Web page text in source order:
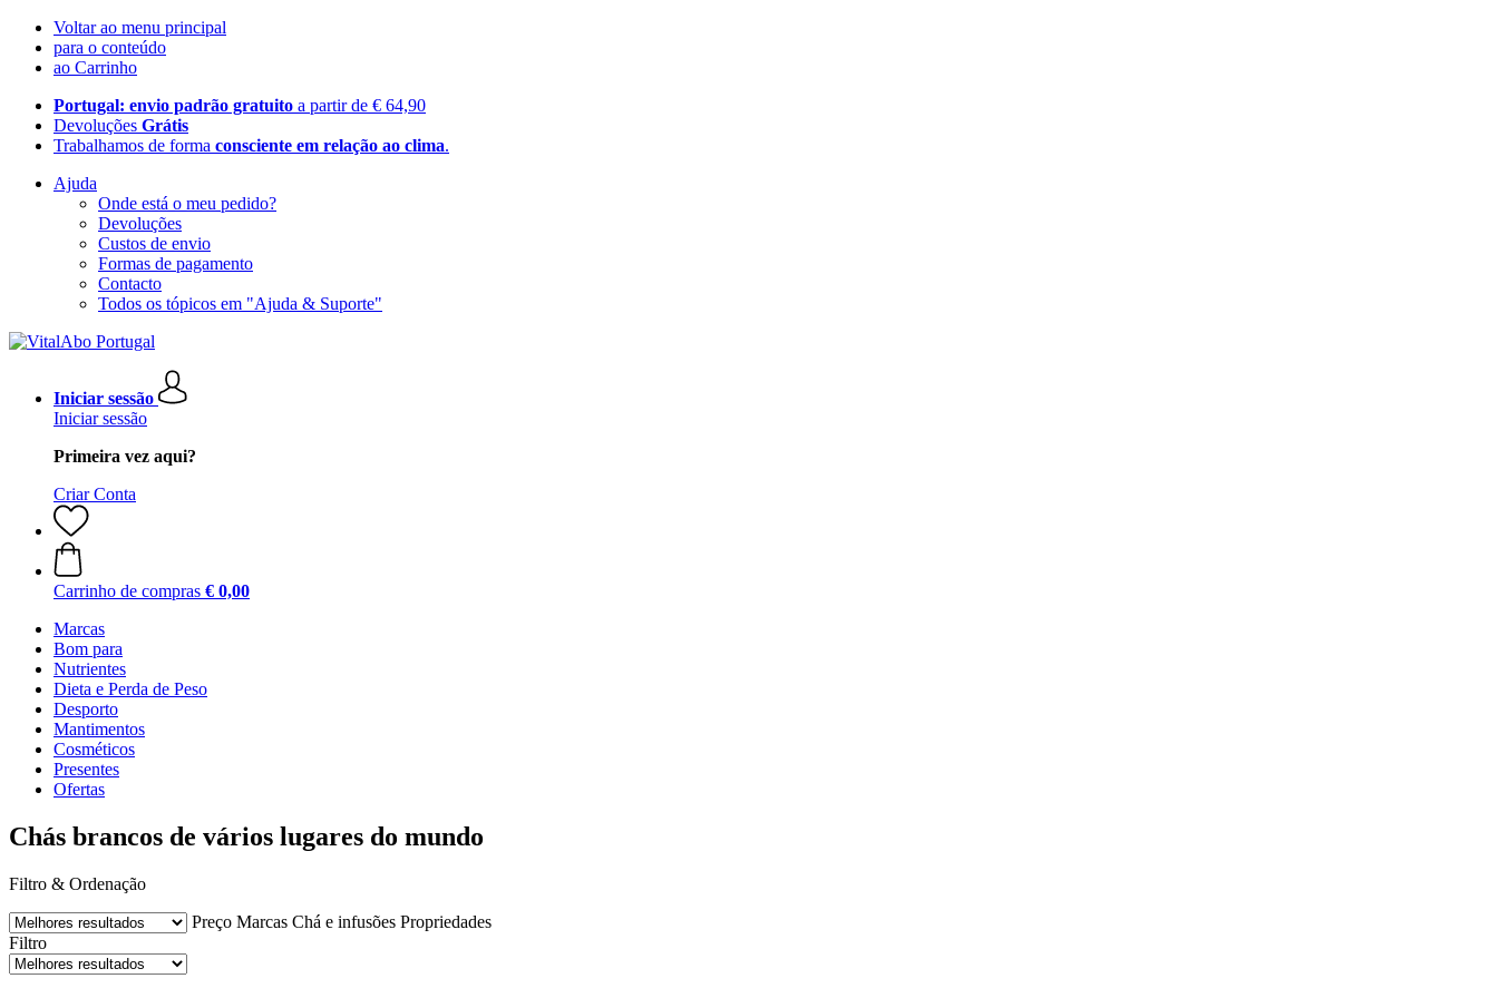
Voltar ao menu principal
para o conteúdo
ao Carrinho
Portugal: envio padrão gratuito a partir de € 64,90
Devoluções Grátis
Trabalhamos de forma consciente em relação ao clima.
Ajuda
Onde está o meu pedido?
Devoluções
Custos de envio
Formas de pagamento
Contacto
Todos os tópicos em "Ajuda & Suporte"
Iniciar sessão
Iniciar sessão
Primeira vez aqui?
Criar Conta
Carrinho de compras € 0,00
Marcas
Bom para
Nutrientes
Dieta e Perda de Peso
Desporto
Mantimentos
Cosméticos
Presentes
Ofertas
Chás brancos de vários lugares do mundo
Filtro & Ordenação
Preço Marcas Chá e infusões Propriedades
Filtro